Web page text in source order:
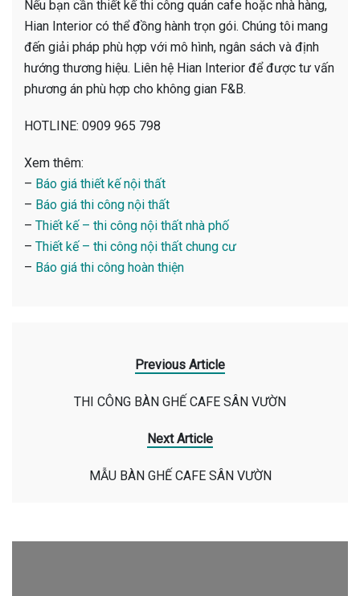
Nếu bạn cần thiết kế thi công quán cafe hoặc nhà hàng,
Hian Interior có thể đồng hành trọn gói. Chúng tôi mang
đến giải pháp phù hợp với mô hình, ngân sách và định
hướng thương hiệu. Liên hệ Hian Interior để được tư vấn
phương án phù hợp cho không gian F&B.
HOTLINE: 0909 965 798
Xem thêm:
– Báo giá thiết kế nội thất
– Báo giá thi công nội thất
– Thiết kế – thi công nội thất nhà phố
– Thiết kế – thi công nội thất chung cư
– Báo giá thi công hoàn thiện
Previous Article
THI CÔNG BÀN GHẾ CAFE SÂN VƯỜN
Next Article
MẪU BÀN GHẾ CAFE SÂN VƯỜN